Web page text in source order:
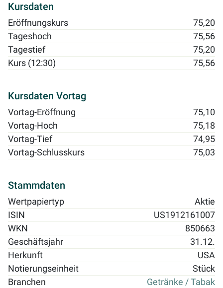
Kursdaten
Eröffnungskurs
75,20
Tageshoch
75,56
Tagestief
75,20
Kurs (12:30)
75,56
Kursdaten Vortag
Vortag-Eröffnung
75,10
Vortag-Hoch
75,18
Vortag-Tief
74,95
Vortag-Schlusskurs
75,03
Stammdaten
Wertpapiertyp
Aktie
ISIN
US1912161007
WKN
850663
Geschäftsjahr
31.12.
Herkunft
USA
Notierungseinheit
Stück
Branchen
Getränke / Tabak